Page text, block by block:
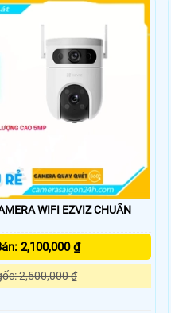
WIFI EZVIZ CHUẨN
2,100,000 ₫
2,500,000 ₫